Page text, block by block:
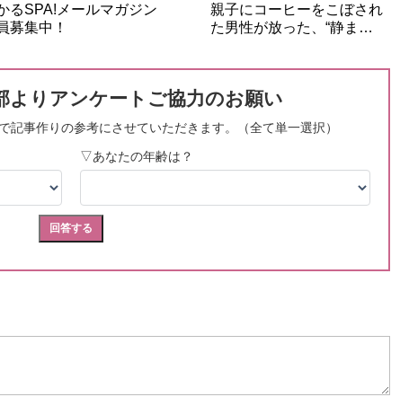
るSPA!メールマガジン
募集中！
親子にコーヒーをこぼされ
た男性が放った、“静ま…